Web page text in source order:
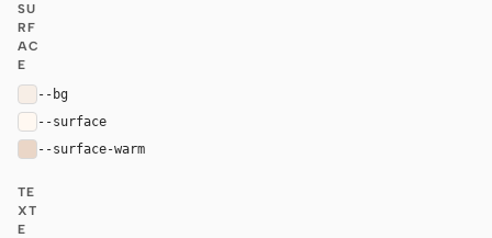
SU
RF
AC
E
--bg
--surface
--surface-warm
TE
XT
E